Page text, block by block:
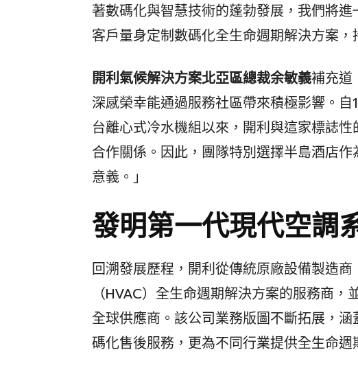
著數碼化與智慧技術的蓬勃發展，我們將
客戶量身定制數碼化全生命週期解決方案，
開利氣候解決方案北亞區總裁余敏義補充道
深感榮幸能通過服務社區帶來積極影響。
台離心式冷水機組以來，開利與這家標誌
合作關係。因此，團隊特別選擇半島酒店
意義。」
發明第一代現代空調
回溯發展歷程，開利從傳統原廠設備製造
（HVAC）全生命週期解決方案的服務商
全球供應商。該公司業務版圖不斷拓展，
碼化售後服務，更為不同行業提供全生命週